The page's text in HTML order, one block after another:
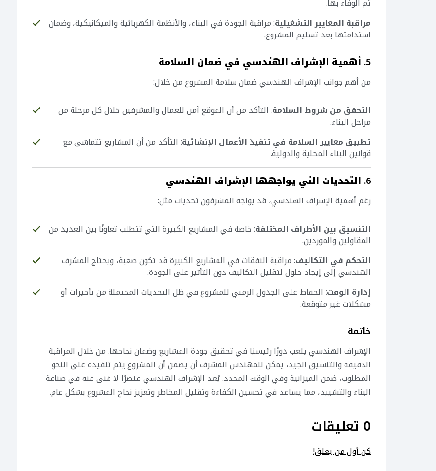
تم الوفاء بها.
مراقبة المعايير التشغيلية: مراقبة الجودة في البناء، والأنظمة الكهربائية والميكانيكية، وضمان
استدامتها بعد تسليم المشروع.
5. أهمية الإشراف الهندسي في ضمان السلامة
من أهم جوانب الإشراف الهندسي ضمان سلامة المشروع من خلال:
التحقق من شروط السلامة: التأكد من أن الموقع آمن للعمال والمشرفين خلال كل مرحلة من
مراحل البناء.
تطبيق معايير السلامة في تنفيذ الأعمال الإنشائية: التأكد من أن المشاريع تتماشى مع
قوانين البناء المحلية والدولية.
6. التحديات التي يواجهها الإشراف الهندسي
رغم أهمية الإشراف الهندسي، قد يواجه المشرفون تحديات مثل:
التنسيق بين الأطراف المختلفة: خاصة في المشاريع الكبيرة التي تتطلب تعاونًا بين العديد من
المقاولين والموردين.
التحكم في التكاليف: مراقبة النفقات في المشاريع الكبيرة قد تكون صعبة، ويحتاج المشرف
الهندسي إلى إيجاد حلول لتقليل التكاليف دون التأثير على الجودة.
إدارة الوقت: الحفاظ على الجدول الزمني للمشروع في ظل التحديات المحتملة من تأخيرات أو
مشكلات غير متوقعة.
خاتمة
الإشراف الهندسي يلعب دورًا رئيسيًا في تحقيق جودة المشاريع وضمان نجاحها. من خلال المراقبة
الدقيقة والتنسيق الجيد، يمكن للمهندس المشرف أن يضمن أن المشروع يتم تنفيذه على النحو
المطلوب، ضمن الميزانية وفي الوقت المحدد. يُعد الإشراف الهندسي عنصرًا لا غنى عنه في صناعة
البناء والتشييد، مما يساعد في تحسين الكفاءة وتقليل المخاطر وتعزيز نجاح المشروع بشكل عام.
0 تعليقات
كن أول من يعلق!